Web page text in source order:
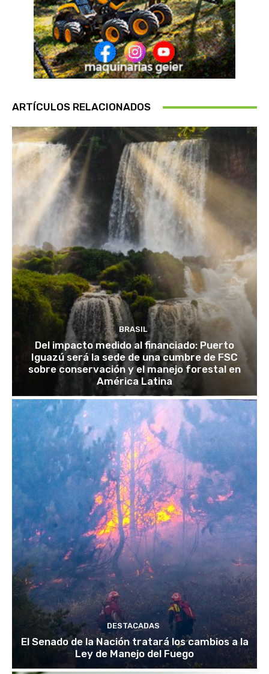
ARTÍCULOS RELACIONADOS
BRASIL
Del impacto medido al financiado: Puerto
Iguazú será la sede de una cumbre de FSC
sobre conservación y el manejo forestal en
América Latina
DESTACADAS
El Senado de la Nación tratará los cambios a la
Ley de Manejo del Fuego